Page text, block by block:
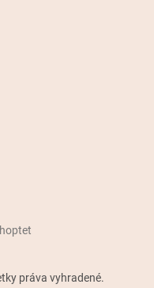
práva vyhradené.